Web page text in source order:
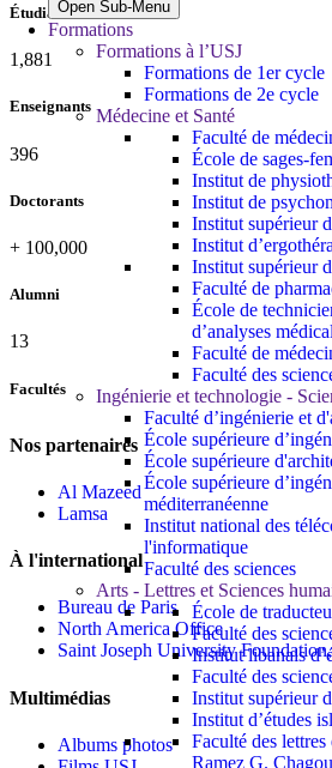
Open Sub-Menu
Formations
Formations à l’USJ
Formations de 1er cycle
Formations de 2e cycle
Médecine et Santé
Faculté de
École de sages-
Institut de
Institut de
Institut supérieur
Institut
Institut supérieur
Faculté de
École de
d’analyses
Faculté de
Faculté des
Ingénierie et technologie -
Faculté d’ingénierie et
École supérieure
École supérieure
École supérieure
méditerranéenne
Institut national des
l'informatique
Faculté des sciences
Arts - Lettres et Sciences
École de
Faculté des
Institut libanais
Faculté des
Institut supérieur
Institut d’études
Faculté des lettres
Ramez G.
Étudiants
1,995
Enseignants
420
Doctorants
+ 100,000
Alumni
13
Facultés
Nos partenaires
Al Mazeed
Lamsa
À l'international
Bureau de Paris
North America Office
Saint Joseph University
Multimédias
Albums photos